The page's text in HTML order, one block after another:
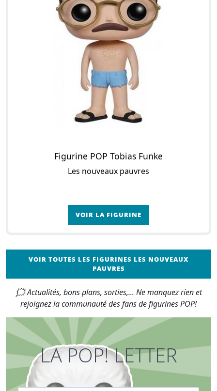
Figurine POP Tobias Funke
Les nouveaux pauvres
VOIR LA FIGURINE
VOIR TOUTES LES FIGURINES LES NOUVEAUX
PAUVRES
🗯 Actualités, bons plans, sorties,... Ne manquez rien et
rejoignez la communauté des fans de figurines POP!
LA POP! LETTER